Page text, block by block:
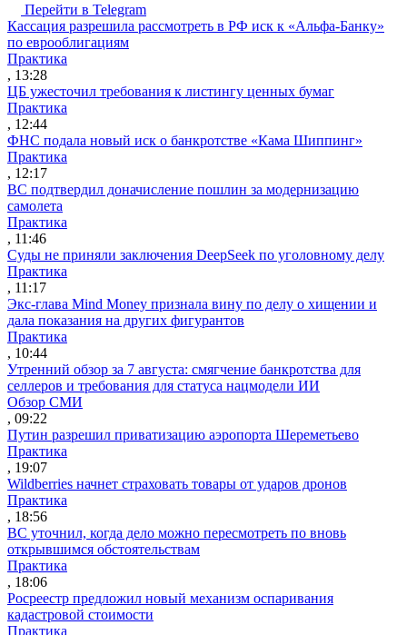
Перейти в Telegram
Кассация разрешила рассмотреть в РФ иск к «Альфа-Банку»
по еврооблигациям
Практика
, 13:28
ЦБ ужесточил требования к листингу ценных бумаг
Практика
, 12:44
ФНС подала новый иск о банкротстве «Кама Шиппинг»
Практика
, 12:17
ВС подтвердил доначисление пошлин за модернизацию
самолета
Практика
, 11:46
Суды не приняли заключения DeepSeek по уголовному делу
Практика
, 11:17
Экс-глава Mind Money признала вину по делу о хищении и
дала показания на других фигурантов
Практика
, 10:44
Утренний обзор за 7 августа: смягчение банкротства для
селлеров и требования для статуса нацмодели ИИ
Обзор СМИ
, 09:22
Путин разрешил приватизацию аэропорта Шереметьево
Практика
, 19:07
Wildberries начнет страховать товары от ударов дронов
Практика
, 18:56
ВС уточнил, когда дело можно пересмотреть по вновь
открывшимся обстоятельствам
Практика
, 18:06
Росреестр предложил новый механизм оспаривания
кадастровой стоимости
Практика